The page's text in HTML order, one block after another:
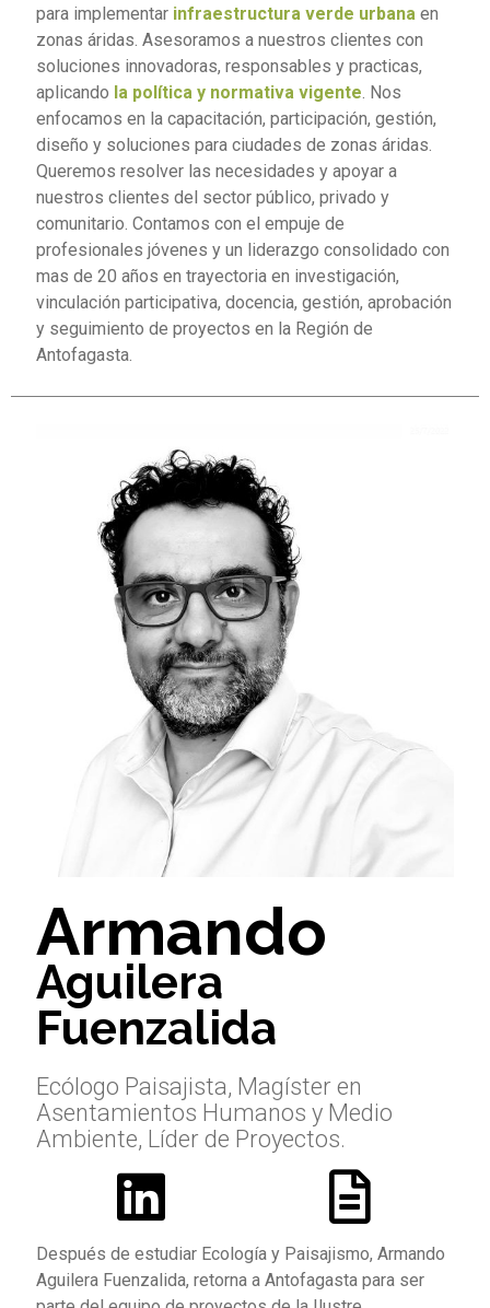
para implementar infraestructura verde urbana en
zonas áridas. Asesoramos a nuestros clientes con
soluciones innovadoras, responsables y practicas,
aplicando la política y normativa vigente. Nos
enfocamos en la capacitación, participación, gestión,
diseño y soluciones para ciudades de zonas áridas.
Queremos resolver las necesidades y apoyar a
nuestros clientes del sector público, privado y
comunitario. Contamos con el empuje de
profesionales jóvenes y un liderazgo consolidado con
mas de 20 años en trayectoria en investigación,
vinculación participativa, docencia, gestión, aprobación
y seguimiento de proyectos en la Región de
Antofagasta.
Armando
Aguilera
Fuenzalida
Ecólogo Paisajista, Magíster en
Asentamientos Humanos y Medio
Ambiente, Líder de Proyectos.
Después de estudiar Ecología y Paisajismo, Armando
Aguilera Fuenzalida, retorna a Antofagasta para ser